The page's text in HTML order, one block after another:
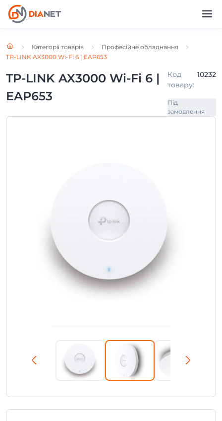
ГоловнаКатегорії товарів
Професійне обладнання
TP-LINK AX3000 Wi-Fi 6 | EAP653
TP-LINK AX3000 Wi-Fi 6 |
EAP653
Код
товару:
10232
Під
замовлення